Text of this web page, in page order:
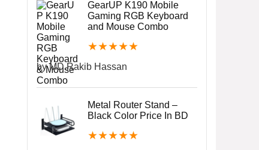
GearUP K190 Mobile
Gaming RGB Keyboard
and Mouse Combo
★★★★★
by MD.Rakib Hassan
Metal Router Stand –
Black Color Price In BD
★★★★★